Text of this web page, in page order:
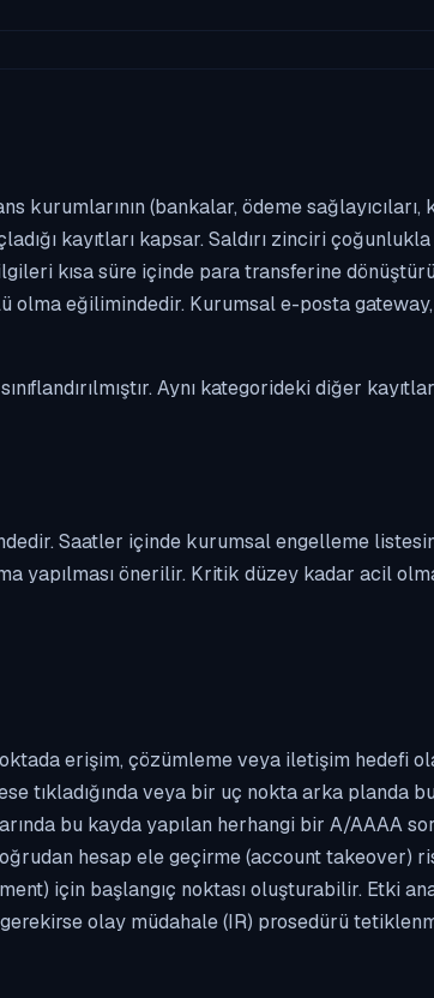
kurumlarının (bankalar, ödeme
kayıtları kapsar. Saldırı zinciri
kısa süre içinde para transferine
olma eğilimindedir. Kurumsal e-posta
Aynı kategorideki diğer
Saatler içinde kurumsal engelleme
yapılması önerilir. Kritik düzey kadar acil
erişim, çözümleme veya iletişim hedefi
tıkladığında veya bir uç nokta arka planda
bu kayda yapılan herhangi bir A/AAAA
hesap ele geçirme (account
için başlangıç noktası oluşturabilir. Etki
olay müdahale (IR) prosedürü